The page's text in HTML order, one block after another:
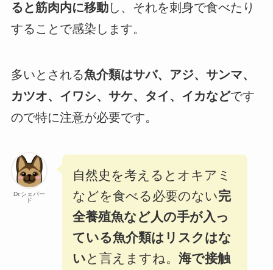
ると筋肉内に移動し、それを刺身で食べたり
することで感染します。
多いとされる魚介類はサバ、アジ、サンマ、
カツオ、イワシ、サケ、タイ、イカなどです
ので特に注意が必要です。
Dr.シェパー
ド
自然史を考えるとオキアミ
などを食べる必要のない完
全養殖魚など人の手が入っ
ている魚介類はリスクはな
いと言えますね。 海で接触